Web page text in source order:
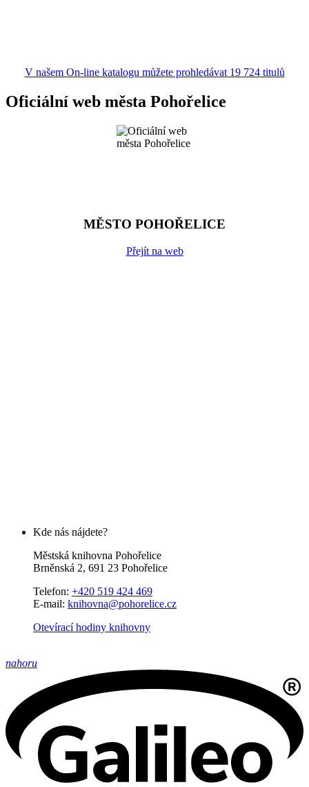
V našem On-line katalogu můžete prohledávat 19 724 titulů
Oficiální web města Pohořelice
MĚSTO POHOŘELICE
Přejít na web
Kde nás nájdete?
Městská knihovna Pohořelice
Brněnská 2, 691 23 Pohořelice
Telefon: +420 519 424 469
E-mail: knihovna@pohorelice.cz
Otevírací hodiny knihovny
nahoru